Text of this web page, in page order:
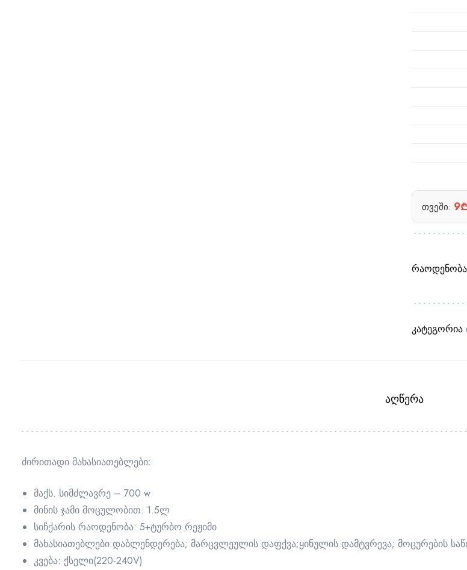
თვეში: 9₾
რაოდენობა
კატეგორია
ᲐᲦᲬᲔᲠᲐ
ძირითადი მახასიათებლები:
მაქს. სიმძლავრე – 700 w
მინის ჯამი მოცულობით: 1.5ლ
სიჩქარის რაოდენობა: 5+ტურბო რეჟიმი
მახასიათებლები:დაბლენდერება; მარცვლეულის დაფქვა;ყინულის დამტვრევა; მოცურების
კვება: ქსელი(220-240V)